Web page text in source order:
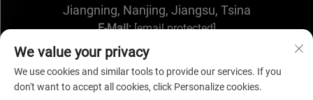
Jiangning, Nanjing, Jiangsu, Tsina
E-Mail: [email protected]
We value your privacy
We use cookies and similar tools to provide our services. If you
don't want to accept all cookies, click Personalize cookies.